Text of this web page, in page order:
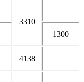
3310
1300
4138